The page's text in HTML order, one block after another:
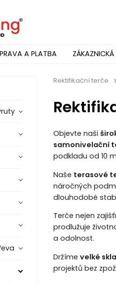
A PLATBA ZÁKAZNICKÁ
Rektifikační terče
Objevte naši
samonivelační
podkladu od 10
Naše terasové
náročných
dlouhodobé
Terče nejen
prodlužuje
a odolnost.
Držíme velké
projektů bez